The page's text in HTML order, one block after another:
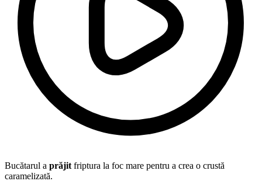
Bucătarul a prăjit friptura la foc mare pentru a crea o crustă
caramelizată.